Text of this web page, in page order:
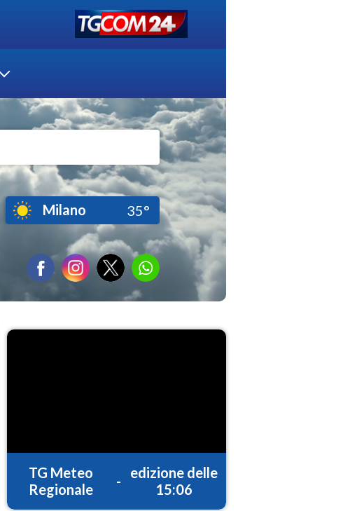
Milano 35°
TG Meteo
Regionale
-
edizione delle
15:06